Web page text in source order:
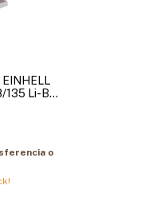
EINHELL
135 Li-BL
o